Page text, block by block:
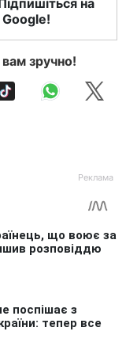
Google!
зручно!